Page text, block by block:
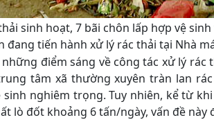
sinh hoạt, 7 bãi chôn lấp hợp vệ
đang tiến hành xử lý rác thải tại Nhà
điểm sáng về công tác xử lý rác
tâm xã thường xuyên tràn lan
nghiêm trọng. Tuy nhiên, kể từ
lò đốt khoảng 6 tấn/ngày, vấn đề này